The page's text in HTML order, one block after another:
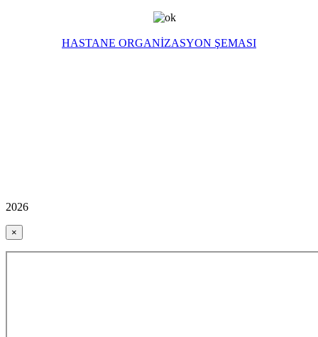
HASTANE ORGANİZASYON ŞEMASI
2026
×